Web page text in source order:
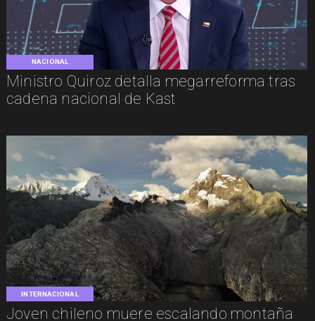
NACIONAL
Ministro Quiroz detalla megarreforma tras
cadena nacional de Kast
INTERNACIONAL
Joven chileno muere escalando montaña